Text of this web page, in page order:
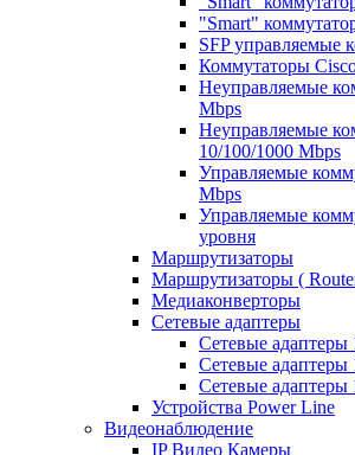
"Smart"
SFP управляемые
Коммутаторы
Неуправляемые
Mbps
Неуправляемые
10/100/1000 Mbps
Управляемые
Mbps
Управляемые
уровня
Маршрутизаторы
Маршрутизаторы (
Медиаконверторы
Сетевые адаптеры
Сетевые
Сетевые адаптеры
Сетевые
Устройства Power Line
Видеонаблюдение
IP Видео Камеры